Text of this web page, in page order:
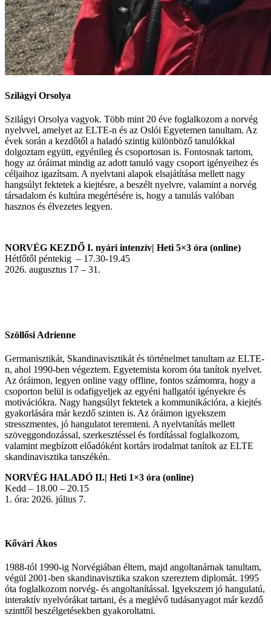
Szilágyi Orsolya
Szilágyi Orsolya vagyok. Több mint 20 éve foglalkozom a norvég
nyelvvel, amelyet az ELTE-n és az Oslói Egyetemen tanultam. Az
évek során a kezdőtől a haladó szintig különböző tanulókkal
dolgoztam együtt, egyénileg és csoportosan is. Fontosnak tartom,
hogy az óráimat mindig az adott tanuló vagy csoport igényeihez és
céljaihoz igazítsam. A nyelvtani alapok elsajátítása mellett nagy
hangsúlyt fektetek a kiejtésre, a beszélt nyelvre, valamint a norvég
társadalom és kultúra megértésére is, hogy a tanulás valóban
hasznos és élvezetes legyen.
NORVÉG KEZDŐ I. nyári intenzív| Heti 5×3 óra (online)
Hétfőtől péntekig – 17.30-19.45
2026. augusztus 17 – 31.
Szöllősi Adrienne
Germanisztikát, Skandinavisztikát és történelmet tanultam az ELTE-
n, ahol 1990-ben végeztem. Egyetemista korom óta tanítok nyelvet.
Az óráimon, legyen online vagy offline, fontos számomra, hogy a
csoporton belül is odafigyeljek az egyéni hallgatói igényekre és
motivációkra. Nagy hangsúlyt fektetek a kommunikációra, a kiejtés
gyakorlására már kezdő szinten is. Az óráimon igyekszem
stresszmentes, jó hangulatot teremteni. A nyelvtanítás mellett
szöveggondozással, szerkesztéssel és fordítással foglalkozom,
valamint megbízott előadóként kortárs irodalmat tanítok az ELTE
skandinavisztika tanszékén.
NORVÉG HALADÓ II.| Heti 1×3 óra (online)
Kedd – 18.00 – 20.15
1. óra: 2026. július 7.
Kővári Ákos
1988-tól 1990-ig Norvégiában éltem, majd angoltanárnak tanultam,
végül 2001-ben skandinavisztika szakon szereztem diplomát. 1995
óta foglalkozom norvég- és angoltanítással. Igyekszem jó hangulatú,
interaktív nyelvórákat tartani, és a meglévő tudásanyagot már kezdő
szinttől beszélgetésekben gyakoroltatni.